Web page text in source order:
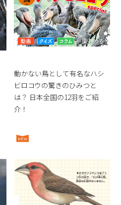
動かない鳥として有名なハシ
ビロコウの驚きのひみつと
は？ 日本全国の12羽をご紹
介！